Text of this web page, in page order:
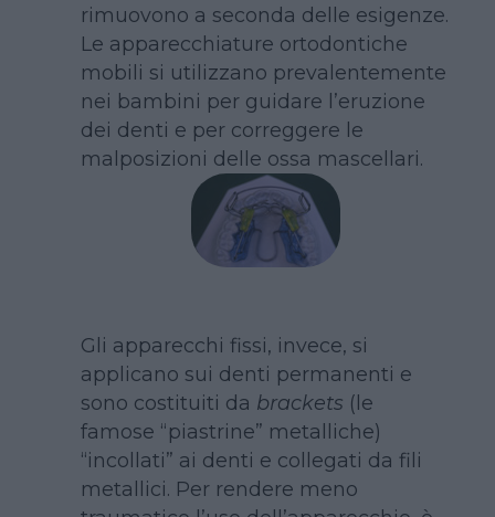
rimuovono a seconda delle esigenze.
Le apparecchiature ortodontiche
mobili si utilizzano prevalentemente
nei bambini per guidare l’eruzione
dei denti e per correggere le
malposizioni delle ossa mascellari.
Gli apparecchi fissi, invece, si
applicano sui denti permanenti e
sono costituiti da brackets (le
famose “piastrine” metalliche)
“incollati” ai denti e collegati da fili
metallici. Per rendere meno